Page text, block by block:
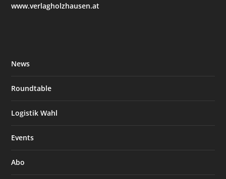
www.verlagholzhausen.at
News
Roundtable
Logistik Wahl
Events
Abo